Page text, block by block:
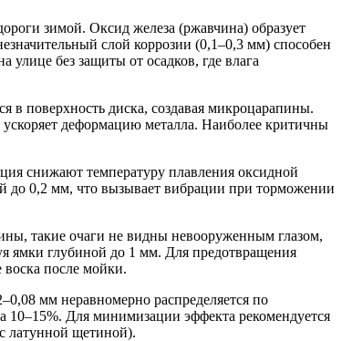
зимой. Оксид железа (ржавчина) образует
слой коррозии (0,1–0,3 мм) способен
без защиты от осадков, где влага
в поверхность диска, создавая микроцарапины.
деформацию металла. Наиболее критичны
снижают температуру плавления оксидной
до 0,2 мм, что вызывает вибрации при торможении
такие очаги не видны невооруженным глазом,
ямки глубиной до 1 мм. Для предотвращения
после мойки.
мм неравномерно распределяется по
10–15%. Для минимизации эффекта рекомендуется
латунной щетиной).